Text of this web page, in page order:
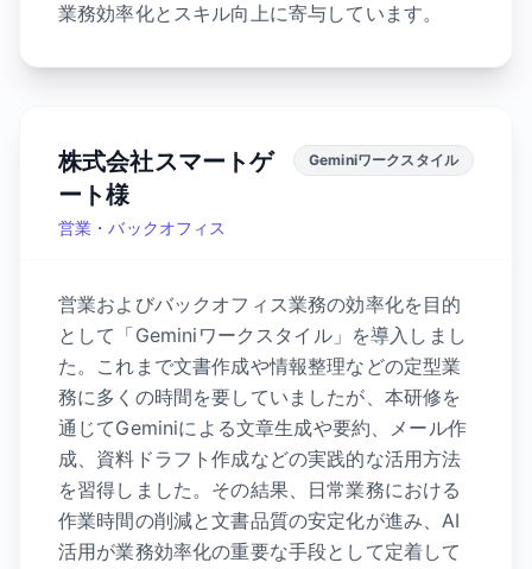
業務効率化とスキル向上に寄与しています。
株式会社スマートゲ
ート様
営業・バックオフィス
Geminiワークスタイル
営業およびバックオフィス業務の効率化を目的
として「Geminiワークスタイル」を導入しまし
た。これまで文書作成や情報整理などの定型業
務に多くの時間を要していましたが、本研修を
通じてGeminiによる文章生成や要約、メール作
成、資料ドラフト作成などの実践的な活用方法
を習得しました。その結果、日常業務における
作業時間の削減と文書品質の安定化が進み、AI
活用が業務効率化の重要な手段として定着して